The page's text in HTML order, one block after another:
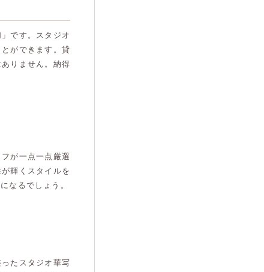
です。スタジオ
ができます。貸
りません。納得
が一点一点厳選
輝くスタイルを
なるでしょう。
たスタジオ華写